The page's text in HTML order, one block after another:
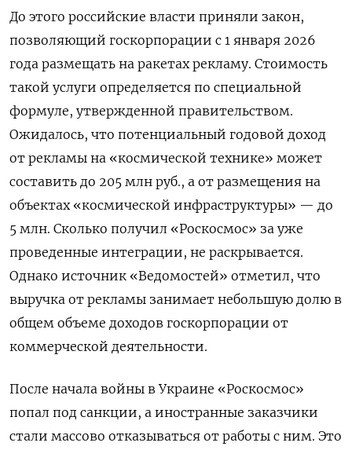
До этого российские власти приняли закон,
позволяющий госкорпорации с 1 января 2026
года размещать на ракетах рекламу. Стоимость
такой услуги определяется по специальной
формуле, утвержденной правительством.
Ожидалось, что потенциальный годовой доход
от рекламы на «космической технике» может
составить до 205 млн руб., а от размещения на
объектах «космической инфраструктуры» — до
5 млн. Сколько получил «Роскосмос» за уже
проведенные интеграции, не раскрывается.
Однако источник «Ведомостей» отметил, что
выручка от рекламы занимает небольшую долю в
общем объеме доходов госкорпорации от
коммерческой деятельности.
После начала войны в Украине «Роскосмос»
попал под санкции, а иностранные заказчики
стали массово отказываться от работы с ним. Это